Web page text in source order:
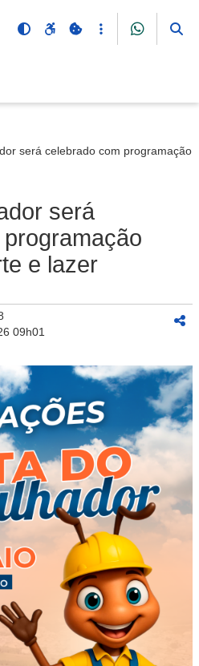
será celebrado com programação
será
e lazer
09h01